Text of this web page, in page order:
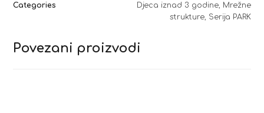
Categories
Djeca iznad 3 godine, Mrežne
strukture, Serija PARK
Povezani proizvodi